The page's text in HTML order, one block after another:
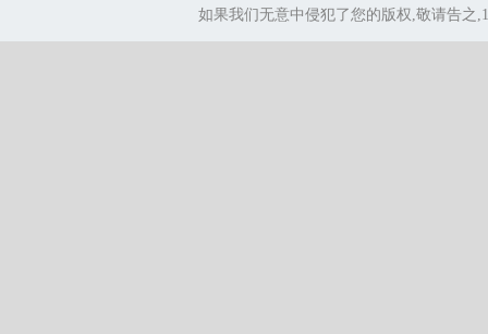
如果我们无意中侵犯了您的版权,敬请告之